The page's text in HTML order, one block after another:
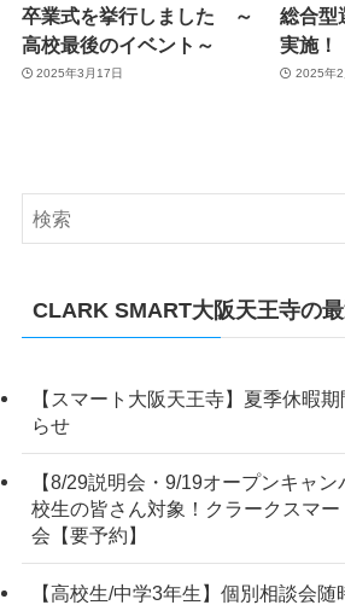
卒業式を挙行しました ～
高校最後のイベント～
2025年3月17日
総合型
実施！
2025年2
CLARK SMART大阪天王寺の
【スマート大阪天王寺】夏季休暇
らせ
【8/29説明会・9/19オープンキャ
校生の皆さん対象！クラークスマ
会【要予約】
【高校生/中学3年生】個別相談会随